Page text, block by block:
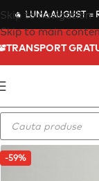
🔥 LUNA AUGUST=
Skip to navigation
Skip to main
TRANSPORT
-59%